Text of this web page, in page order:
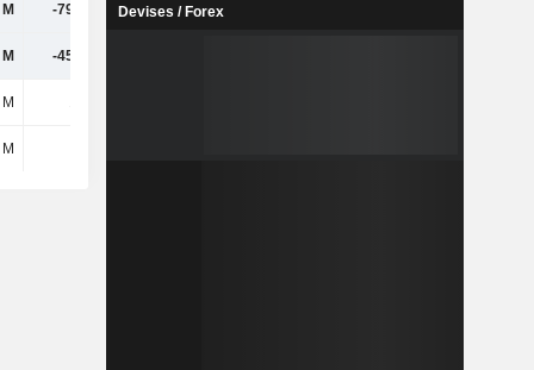
-79,38 M 90,74 M
-45,56 M
Devises / Forex